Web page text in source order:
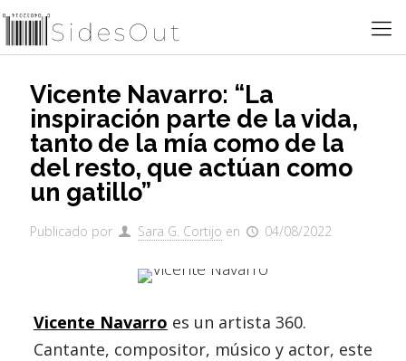
Vicente Navarro: “La
inspiración parte de la vida,
tanto de la mía como de la
del resto, que actúan como
un gatillo”
Publicado por Sara G. Cortijo en 04/08/2022
Vicente Navarro es un artista 360.
Cantante, compositor, músico y actor, este